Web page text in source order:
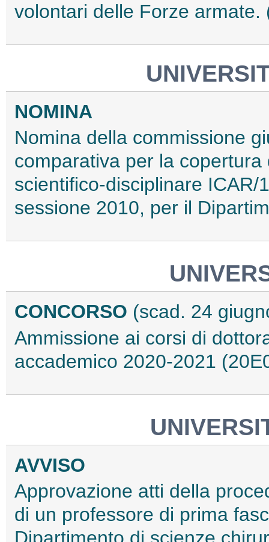
volontari delle Forze armate.
NOMINA
Nomina della commissione
comparativa per la
scientifico-disciplinare ICAR/
sessione 2010, per il
CONCORSO (scad. 24
Ammissione ai corsi di
accademico 2020-2021
AVVISO
Approvazione atti della
di un professore di prima
Dipartimento di scienze